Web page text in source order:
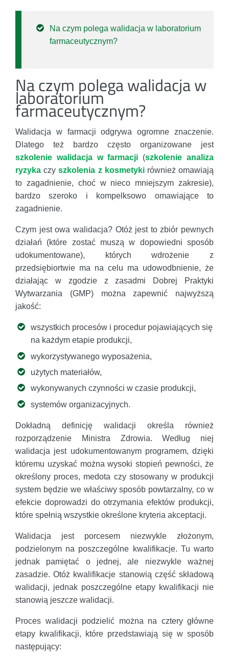
Na czym polega walidacja w laboratorium
farmaceutycznym?
Na czym polega walidacja w
laboratorium
farmaceutycznym?
Walidacja w farmacji odgrywa ogromne znaczenie.
Dlatego też bardzo często organizowane jest
szkolenie walidacja w farmacji (szkolenie analiza
ryzyka czyszkolenia z kosmetykirównież omawiają
to zagadnienie, choć w nieco mniejszym zakresie),
bardzo szeroko i kompelksowo omawiające to
zagadnienie.
Czym jest owa walidacja? Otóż jest to zbiór pewnych
działań (które zostać muszą w dopowiedni sposób
udokumentowane), których wdrożenie z
przedsiębiortwie ma na celu ma udowodbnienie, że
działając w zgodzie z zasadmi Dobrej Praktyki
Wytwarzania (GMP) można zapewnić najwyższą
jakość:
wszystkich procesów i procedur pojawiających się
na każdym etapie produkcji,
wykorzystywanego wyposażenia,
użytych materiałów,
wykonywanych czynności w czasie produkcji,
systemów organizacyjnych.
Dokładną definicję walidacji określa również
rozporządzenie Ministra Zdrowia. Według niej
walidacja jest udokumentowanym programem, dzięki
któremu uzyskać można wysoki stopień pewności, że
określony proces, medota czy stosowany w produkcji
system będzie we właściwy sposób powtarzalny, co w
efekcie doprowadzi do otrzymania efektów produkcji,
które spełnią wszystkie określone kryteria akceptacji.
Walidacja jest porcesem niezwykle złożonym,
podzielonym na poszczególne kwalifikacje. Tu warto
jednak pamiętać o jednej, ale niezwykle ważnej
zasadzie. Otóż kwalifikacje stanowią część składową
walidacji, jednak poszczególne etapy kwalifikacji nie
stanowią jeszcze walidacji.
Proces walidacji podzielić można na cztery główne
etapy kwalifikacji, które przedstawiają się w sposób
następujący: